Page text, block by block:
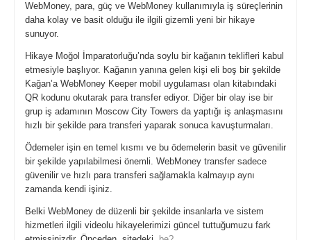
WebMoney, para, güç ve WebMoney kullanımıyla iş süreçlerinin
daha kolay ve basit olduğu ile ilgili gizemli yeni bir hikaye
sunuyor.
Hikaye Moğol İmparatorluğu’nda soylu bir kağanın teklifleri kabul
etmesiyle başlıyor. Kağanın yanına gelen kişi eli boş bir şekilde
Kağan’a WebMoney Keeper mobil uygulaması olan kitabındaki
QR kodunu okutarak para transfer ediyor. Diğer bir olay ise bir
grup iş adamının Moscow City Towers da yaptığı iş anlaşmasını
hızlı bir şekilde para transferi yaparak sonuca kavuşturmaları.
Ödemeler işin en temel kısmı ve bu ödemelerin basit ve güvenilir
bir şekilde yapılabilmesi önemli. WebMoney transfer sadece
güvenilir ve hızlı para transferi sağlamakla kalmayıp aynı
zamanda kendi işiniz.
Belki WebMoney de düzenli bir şekilde insanlarla ve sistem
hizmetleri ilgili videolu hikayelerimizi güncel tuttuğumuzu fark